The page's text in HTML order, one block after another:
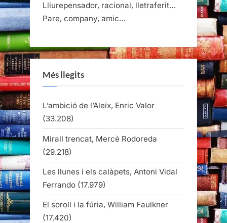
Lliurepensador, racional, lletraferit…
Pare, company, amic…
Més llegits
L’ambició de l’Aleix, Enric Valor
(33.208)
Mirall trencat, Mercè Rodoreda
(29.218)
Les llunes i els calàpets, Antoni Vidal
Ferrando (17.979)
El soroll i la fúria, William Faulkner
(17.420)